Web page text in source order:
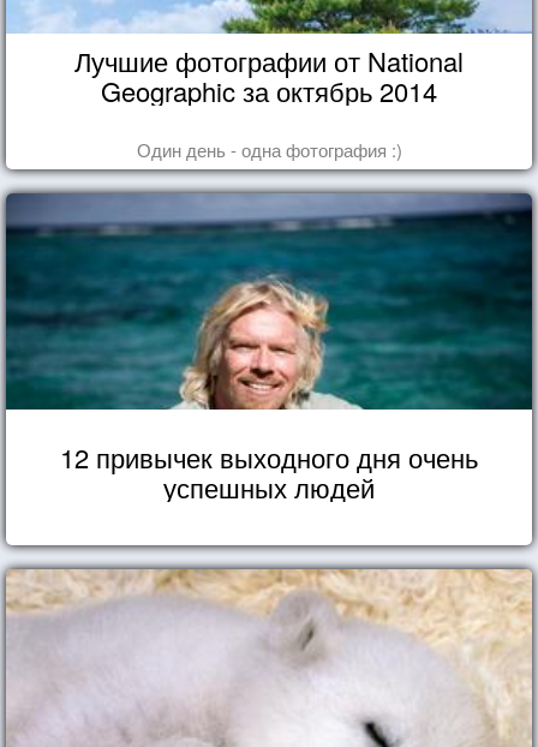
Лучшие фотографии от National
Geographic за октябрь 2014
Один день - одна фотография :)
12 привычек выходного дня очень
успешных людей